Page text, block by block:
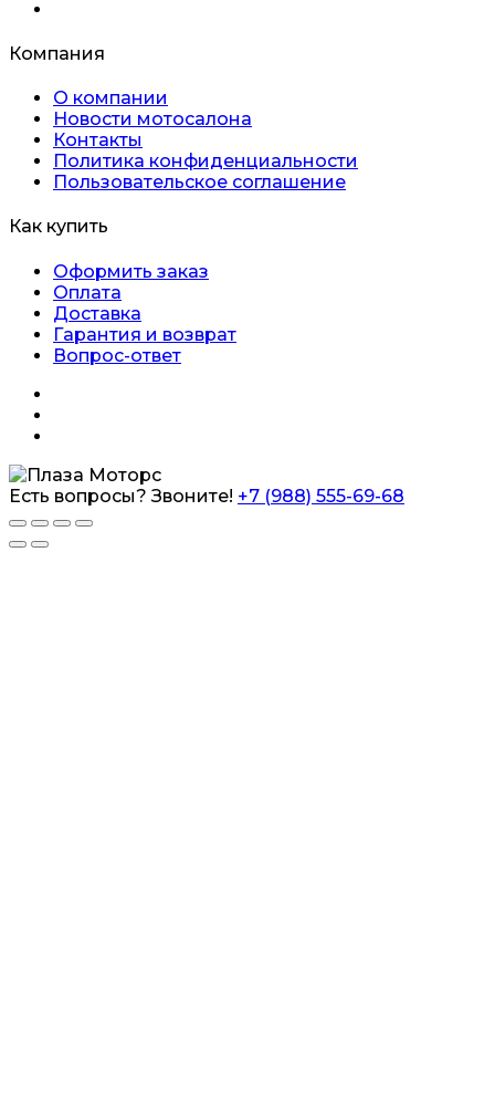
Компания
О компании
Новости мотосалона
Контакты
Политика конфиденциальности
Пользовательское соглашение
Как купить
Оформить заказ
Оплата
Доставка
Гарантия и возврат
Вопрос-ответ
Есть вопросы? Звоните! +7 (988) 555-69-68